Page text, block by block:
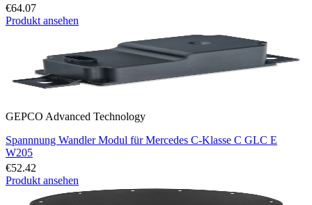
€64.07
Produkt ansehen
GEPCO Advanced Technology
Spannnung Wandler Modul für Mercedes C-Klasse C GLC E
W205
€52.42
Produkt ansehen